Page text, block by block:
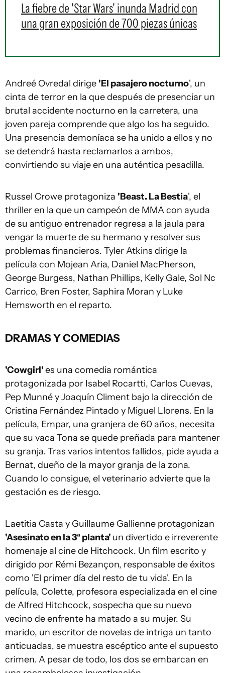
La fiebre de 'Star Wars' inunda Madrid con
una gran exposición de 700 piezas únicas
Andreé Ovredal dirige 'El pasajero nocturno', un
cinta de terror en la que después de presenciar un
brutal accidente nocturno en la carretera, una
joven pareja comprende que algo los ha seguido.
Una presencia demoníaca se ha unido a ellos y no
se detendrá hasta reclamarlos a ambos,
convirtiendo su viaje en una auténtica pesadilla.
Russel Crowe protagoniza 'Beast. La Bestia', el
thriller en la que un campeón de MMA con ayuda
de su antiguo entrenador regresa a la jaula para
vengar la muerte de su hermano y resolver sus
problemas financieros. Tyler Atkins dirige la
película con Mojean Aria, Daniel MacPherson,
George Burgess, Nathan Phillips, Kelly Gale, Sol Nc
Carrico, Bren Foster, Saphira Moran y Luke
Hemsworth en el reparto.
DRAMAS Y COMEDIAS
'Cowgirl'es una comedia romántica
protagonizada por Isabel Rocartti, Carlos Cuevas,
Pep Munné y Joaquín Climent bajo la dirección de
Cristina Fernández Pintado y Miguel Llorens. En la
película, Empar, una granjera de 60 años, necesita
que su vaca Tona se quede preñada para mantener
su granja. Tras varios intentos fallidos, pide ayuda a
Bernat, dueño de la mayor granja de la zona.
Cuando lo consigue, el veterinario advierte que la
gestación es de riesgo.
Laetitia Casta y Guillaume Gallienne protagonizan
'Asesinato en la 3ª planta' un divertido e irreverente
homenaje al cine de Hitchcock. Un film escrito y
dirigido por Rémi Bezançon, responsable de éxitos
como 'El primer día del resto de tu vida'. En la
película, Colette, profesora especializada en el cine
de Alfred Hitchcock, sospecha que su nuevo
vecino de enfrente ha matado a su mujer. Su
marido, un escritor de novelas de intriga un tanto
anticuadas, se muestra escéptico ante el supuesto
crimen. A pesar de todo, los dos se embarcan en